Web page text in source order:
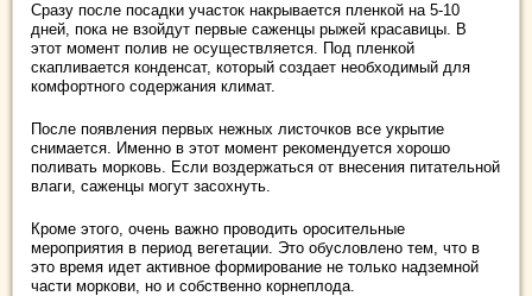
Сразу после посадки участок накрывается пленкой на 5-10
дней, пока не взойдут первые саженцы рыжей красавицы. В
этот момент полив не осуществляется. Под пленкой
скапливается конденсат, который создает необходимый для
комфортного содержания климат.
После появления первых нежных листочков все укрытие
снимается. Именно в этот момент рекомендуется хорошо
поливать морковь. Если воздержаться от внесения питательной
влаги, саженцы могут засохнуть.
Кроме этого, очень важно проводить оросительные
мероприятия в период вегетации. Это обусловлено тем, что в
это время идет активное формирование не только надземной
части моркови, но и собственно корнеплода.